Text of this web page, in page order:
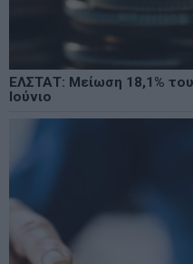
ΕΛΣΤΑΤ: Μείωση 18,1%
Ιούνιο